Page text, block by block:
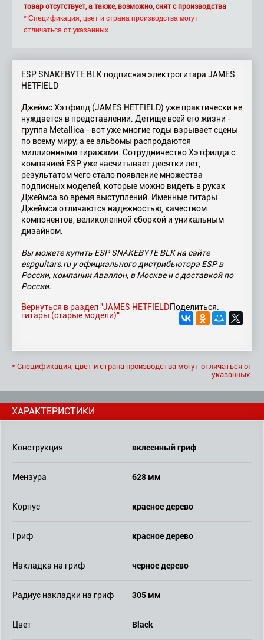
товар отсутствует, а также, возможно, снят с производства
* Спецификация, цвет и страна производства могут
отличаться от указанных.
ESP SNAKEBYTE BLK подписная электрогитара JAMES
HETFIELD
Джеймс Хэтфилд (JAMES HETFIELD) уже практически не
нуждается в представлении. Детище всей его жизни -
группа Metallica - вот уже многие годы взрывает сцены
по всему миру, а ее альбомы распродаются
миллионными тиражами. Сотрудничество Хэтфилда с
компанией ESP уже насчитывает десятки лет,
результатом чего стало появление множества
подписных моделей, которые можно видеть в руках
Джеймса во время выступлений. Именные гитары
Джеймса отличаются надежностью, качеством
компонентов, великолепной сборкой и уникальным
дизайном.
Вы можете купить ESP SNAKEBYTE BLK на сайте
espguitars.ru у официального дистрибьютора ESP в
России, компании Аваллон, в Москве и с доставкой по
России.
Поделиться:
Вернуться в раздел "JAMES HETFIELD
гитары (старые модели)"
* Спецификация, цвет и страна производства могут отличаться от
указанных.
ХАРАКТЕРИСТИКИ
Конструкция вклеенный гриф
Мензура 628 мм
Корпус красное дерево
Гриф красное дерево
Накладка на гриф черное дерево
Радиус накладки на гриф 305 мм
Цвет Black